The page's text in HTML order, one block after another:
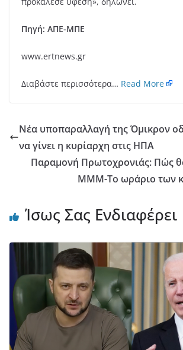
Πηγή: ΑΠΕ-ΜΠΕ
www.ertnews.gr
Διαβάστε περισσότερα… Read More
Νέα υποπαραλλαγή της Όμικρον
να γίνει η κυρίαρχη στις ΗΠΑ
Παραμονή Πρωτοχρονιάς: Πώς
ΜΜΜ-Το ωράριο των
Ίσως Σας Ενδιαφέρει